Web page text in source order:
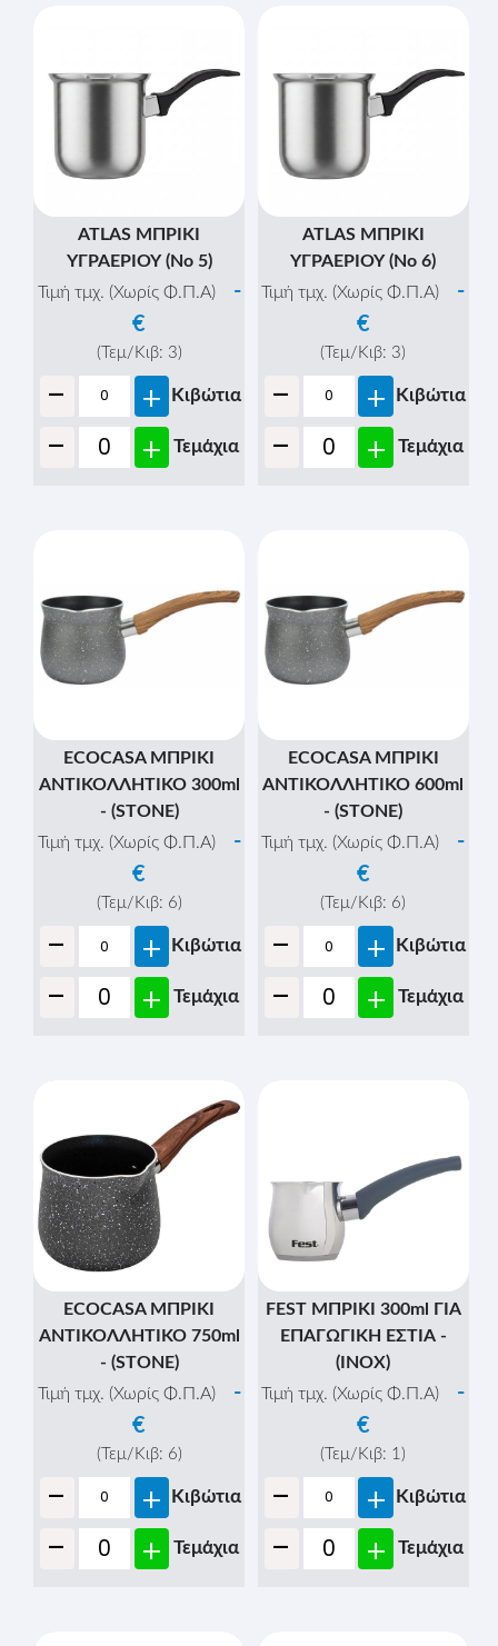
ATLAS ΜΠΡΙΚΙ
ΥΓΡΑΕΡΙΟΥ (Νο 5)
Τιμή τμχ. (Χωρίς Φ.Π.Α)
-
€
(Τεμ/Κιβ: 3)
- + Κιβώτια
- + Τεμάχια
ATLAS ΜΠΡΙΚΙ
ΥΓΡΑΕΡΙΟΥ (Νο 6)
Τιμή τμχ. (Χωρίς Φ.Π.Α)
-
€
(Τεμ/Κιβ: 3)
- + Κιβώτια
- + Τεμάχια
ECOCASA ΜΠΡΙΚΙ
ΑΝΤΙΚΟΛΛΗΤΙΚΟ 300ml
- (STONE)
Τιμή τμχ. (Χωρίς Φ.Π.Α)
-
€
(Τεμ/Κιβ: 6)
- + Κιβώτια
- + Τεμάχια
ECOCASA ΜΠΡΙΚΙ
ΑΝΤΙΚΟΛΛΗΤΙΚΟ 600ml
- (STONE)
Τιμή τμχ. (Χωρίς Φ.Π.Α)
-
€
(Τεμ/Κιβ: 6)
- + Κιβώτια
- + Τεμάχια
ECOCASA ΜΠΡΙΚΙ
ΑΝΤΙΚΟΛΛΗΤΙΚΟ 750ml
- (STONE)
Τιμή τμχ. (Χωρίς Φ.Π.Α)
-
€
(Τεμ/Κιβ: 6)
- + Κιβώτια
- + Τεμάχια
FEST ΜΠΡΙΚΙ 300ml ΓΙΑ
ΕΠΑΓΩΓΙΚΗ ΕΣΤΙΑ -
(ΙΝΟΧ)
Τιμή τμχ. (Χωρίς Φ.Π.Α)
-
€
(Τεμ/Κιβ: 1 )
- + Κιβώτια
- + Τεμάχια